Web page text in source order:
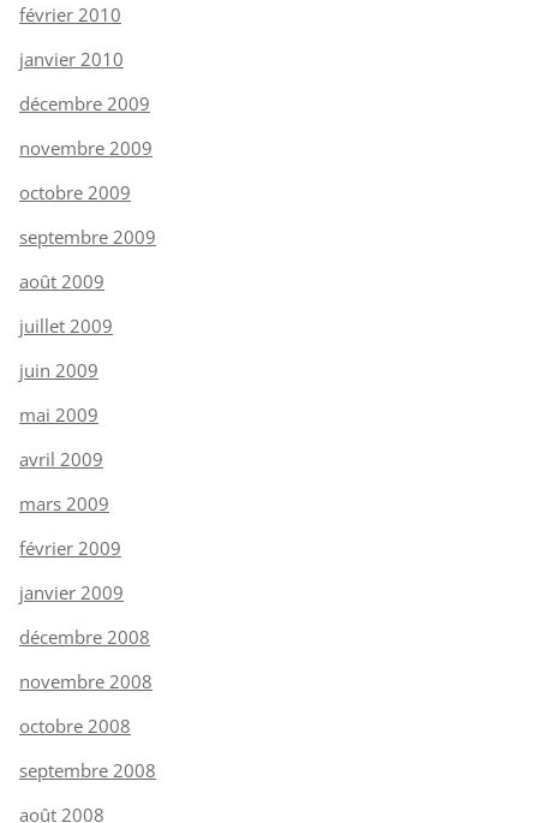
février 2010
janvier 2010
décembre 2009
novembre 2009
octobre 2009
septembre 2009
août 2009
juillet 2009
juin 2009
mai 2009
avril 2009
mars 2009
février 2009
janvier 2009
décembre 2008
novembre 2008
octobre 2008
septembre 2008
août 2008